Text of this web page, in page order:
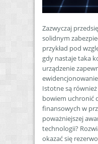
Zazwyczaj
solidnym
przykład pod
gdy nastaje taka
urządzenie
Istotne są
bowiem uchronić
finansowych w
poważniejszej
technologii?
okazać się